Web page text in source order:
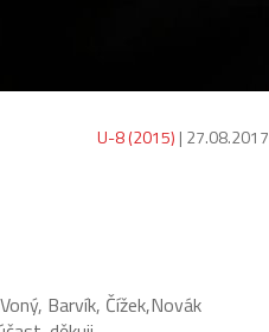
U-8 (2015) | 27.08.2017
Barvík, Čížek,Novák